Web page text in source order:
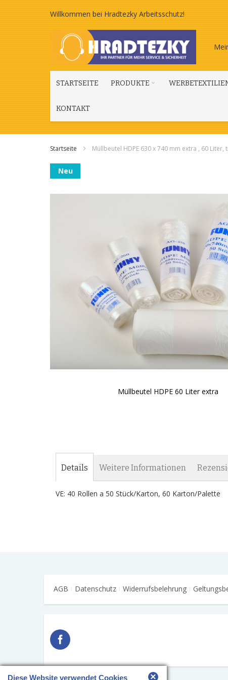
Zum
Inhalt
springen
Willkommen bei Hradtezky Arbeitsschutz!
STARTSEITE PRODUKTE
KONTAKT
Startseite Müllbeutel HDPE 630 x 740 mm extra , 60 Liter,
Zum
Ende
Müllbeutel HDPE 60 Liter extra
Neu
Details
VE: 40 Rollen a 50 Stück/Karton, 60 Karton/Palette
Weitere Informationen
AGB Datenschutz Widerrufsbelehrung
Diese Website verwendet Cookies ×